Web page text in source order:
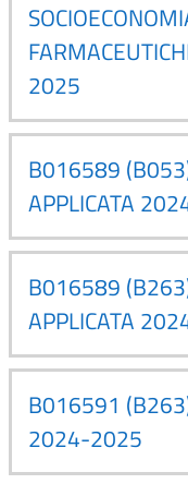
2025
B016589
APPLICATA
B016589
APPLICATA
B016591
2024-2025